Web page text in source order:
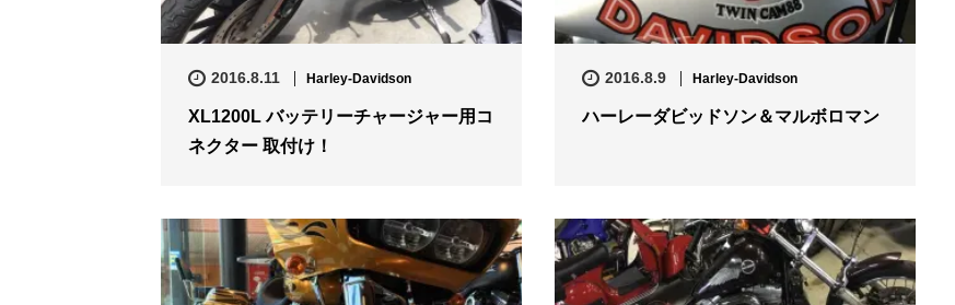
2016.8.11 Harley-Davidson
XL1200L バッテリーチャージャー用コ
ネクター 取付け！
2016.8.9 Harley-Davidson
ハーレーダビッドソン＆マルボロマン